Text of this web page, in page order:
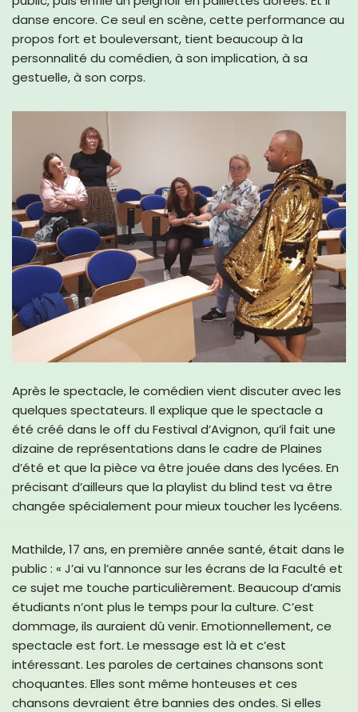
danse encore. Ce seul en scène, cette performance au
propos fort et bouleversant, tient beaucoup à la
personnalité du comédien, à son implication, à sa
gestuelle, à son corps.
Après le spectacle, le comédien vient discuter avec les
quelques spectateurs. Il explique que le spectacle a
été créé dans le off du Festival d’Avignon, qu’il fait une
dizaine de représentations dans le cadre de Plaines
d’été et que la pièce va être jouée dans des lycées. En
précisant d’ailleurs que la playlist du blind test va être
changée spécialement pour mieux toucher les lycéens.
Mathilde, 17 ans, en première année santé, était dans le
public : « J’ai vu l’annonce sur les écrans de la Faculté et
ce sujet me touche particulièrement. Beaucoup d’amis
étudiants n’ont plus le temps pour la culture. C’est
dommage, ils auraient dû venir. Emotionnellement, ce
spectacle est fort. Le message est là et c’est
intéressant. Les paroles de certaines chansons sont
choquantes. Elles sont même honteuses et ces
chansons devraient être bannies des ondes. Si elles